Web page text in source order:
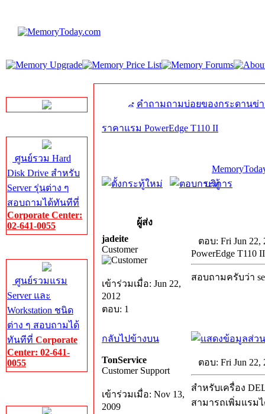
ศูนย์รวม Hard
Disk Drive สำหรับ
Server รุ่นต่าง ๆ
สอบถามได้ทันทีที่
Corporate Center:
02-641-0055
ศูนย์รวมแรม
Server และ
Workstation ชนิด
ต่าง ๆ สอบถามได้
ทันทีที่ Corporate
Center: 02-641-
0055
คำถามถามบ่อยของกระดานข่
ราคาแรม PowerEdge T110 II
บริการ
ผู้ส่ง
jadeite
Customer
เข้าร่วมเมื่อ: Jun 22,
2012
ตอบ: 1
ตอบ: Fri Jun 22,
PowerEdge T110 II
สอบถามครับว่า
กลับไปข้างบน
TonService
Customer Support
เข้าร่วมเมื่อ: Nov 13,
2009
ตอบ: Fri Jun 22,
สำหรับเครื่อง
สามารถเพิ่มแรม